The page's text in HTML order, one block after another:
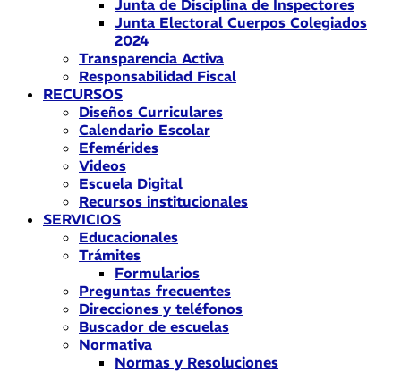
Junta de Disciplina de Inspectores
Junta Electoral Cuerpos Colegiados
2024
Transparencia Activa
Responsabilidad Fiscal
RECURSOS
Diseños Curriculares
Calendario Escolar
Efemérides
Videos
Escuela Digital
Recursos institucionales
SERVICIOS
Educacionales
Trámites
Formularios
Preguntas frecuentes
Direcciones y teléfonos
Buscador de escuelas
Normativa
Normas y Resoluciones